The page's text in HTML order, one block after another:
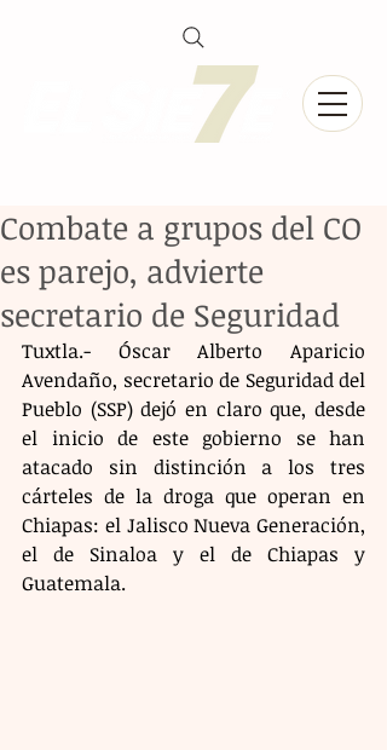
Combate a grupos del CO
es parejo, advierte
secretario de Seguridad
Tuxtla.- Óscar Alberto Aparicio
Avendaño, secretario de Seguridad del
Pueblo (SSP) dejó en claro que, desde
el inicio de este gobierno se han
atacado sin distinción a los tres
cárteles de la droga que operan en
Chiapas: el Jalisco Nueva Generación,
el de Sinaloa y el de Chiapas y
Guatemala.